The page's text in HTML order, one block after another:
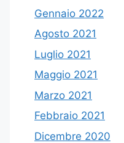
Gennaio 2022
Agosto 2021
Luglio 2021
Maggio 2021
Marzo 2021
Febbraio 2021
Dicembre 2020